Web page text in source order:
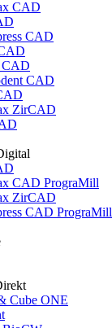
CAD
CAD
CAD
CAD
ZirCAD
CAD PrograMill
ZirCAD
CAD PrograMill
Cube ONE